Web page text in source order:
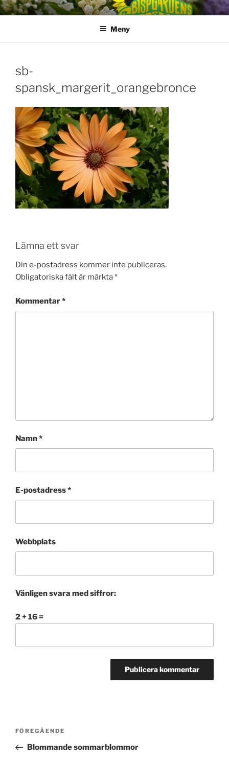
Hoppa
till
Meny
sb-
spansk_margerit_orangebronce
Lämna ett svar
Din e-postadress kommer inte publiceras.
Obligatoriska fält är märkta*
Kommentar*
Namn*
E-postadress*
Webbplats
Vänligen svara med siffror:
2 + 16 =
Inläggsnavigering
Föregående
inlägg
FÖREGÅENDE
Blommande sommarblommor